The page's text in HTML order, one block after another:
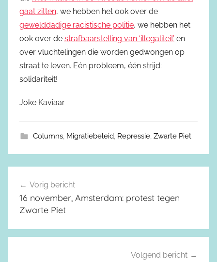
gaat zitten, we hebben het ook over de
gewelddadige racistische politie, we hebben het
ook over de strafbaarstelling van ‘illegaliteit’ en
over vluchtelingen die worden gedwongen op
straat te leven. Eén probleem, één strijd:
solidariteit!
Joke Kaviaar
Columns, Migratiebeleid, Repressie, Zwarte Piet
Berichtnavigatie
Vorig bericht
16 november, Amsterdam: protest tegen
Zwarte Piet
Volgend bericht